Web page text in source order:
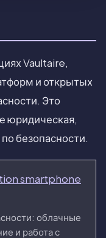
Vaultaire,
и открытых
Это
юридическая,
безопасности.
smartphone
облачные
и работа с